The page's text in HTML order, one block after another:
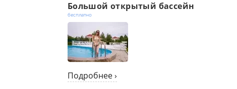
Большой открытый бассейн
бесплатно
Подробнее ›